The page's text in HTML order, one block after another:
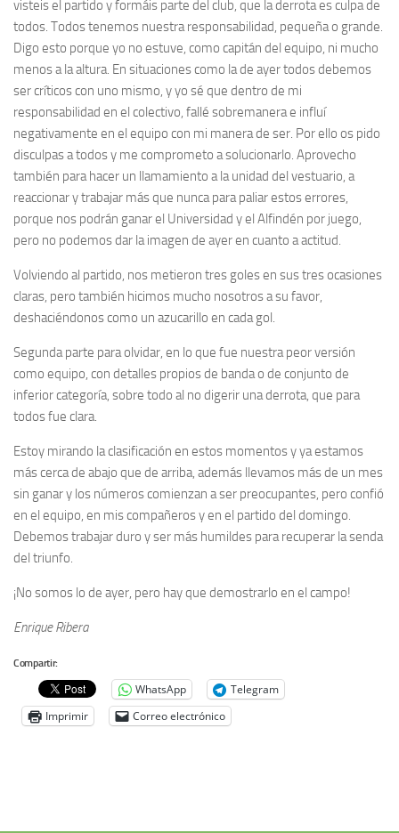
visteis el partido y formáis parte del club, que la derrota es culpa de
todos. Todos tenemos nuestra responsabilidad, pequeña o grande.
Digo esto porque yo no estuve, como capitán del equipo, ni mucho
menos a la altura. En situaciones como la de ayer todos debemos
ser críticos con uno mismo, y yo sé que dentro de mi
responsabilidad en el colectivo, fallé sobremanera e influí
negativamente en el equipo con mi manera de ser. Por ello os pido
disculpas a todos y me comprometo a solucionarlo. Aprovecho
también para hacer un llamamiento a la unidad del vestuario, a
reaccionar y trabajar más que nunca para paliar estos errores,
porque nos podrán ganar el Universidad y el Alfindén por juego,
pero no podemos dar la imagen de ayer en cuanto a actitud.
Volviendo al partido, nos metieron tres goles en sus tres ocasiones
claras, pero también hicimos mucho nosotros a su favor,
deshaciéndonos como un azucarillo en cada gol.
Segunda parte para olvidar, en lo que fue nuestra peor versión
como equipo, con detalles propios de banda o de conjunto de
inferior categoría, sobre todo al no digerir una derrota, que para
todos fue clara.
Estoy mirando la clasificación en estos momentos y ya estamos
más cerca de abajo que de arriba, además llevamos más de un mes
sin ganar y los números comienzan a ser preocupantes, pero confió
en el equipo, en mis compañeros y en el partido del domingo.
Debemos trabajar duro y ser más humildes para recuperar la senda
del triunfo.
¡No somos lo de ayer, pero hay que demostrarlo en el campo!
Enrique Ribera
Compartir:
WhatsApp
Telegram
Imprimir
Correo electrónico